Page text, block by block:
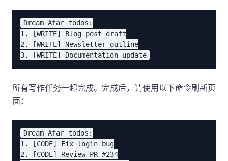
Dream Afar todos:
1. [WRITE] Blog post draft
2. [WRITE] Newsletter outline
所有写作任务一起完成。完成后，请使用以下命令刷新页
面：
Dream Afar todos:
1. [CODE] Fix login bug
2. [CODE] Review PR #234